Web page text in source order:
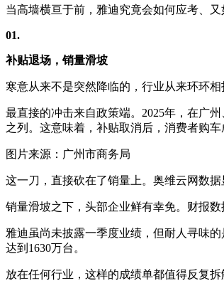
当高墙横亘于前，雅迪究竟会如何应考、
01.
补贴退场，销量滑坡
寒意从来不是突然降临的，行业从来环环
最直接的冲击来自政策端。2025年，在广
之列。这意味着，补贴取消后，消费者购车
图片来源：广州市商务局
这一刀，直接砍在了销量上。奥维云网数据
销量滑坡之下，头部企业鲜有幸免。财报数
雅迪虽尚未披露一季度业绩，但耐人寻味
达到1630万台。
放在任何行业，这样的成绩单都值得反复